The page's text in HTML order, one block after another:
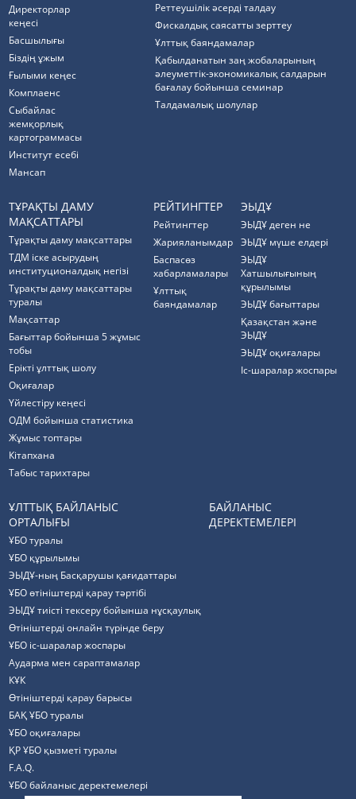
Директорлар
кеңесі
Басшылығы
Біздің ұжым
Ғылыми кеңес
Комплаенс
Cыбайлас
жемқорлық
картограммасы
Институт есебі
Мансап
Реттеушілік әсерді талдау
Фискалдық саясатты зерттеу
Ұлттық баяндамалар
Қабылданатын заң жобаларының
әлеуметтік-экономикалық салдарын
бағалау бойынша семинар
Талдамалық шолулар
ТҰРАҚТЫ ДАМУ
МАҚСАТТАРЫ
Тұрақты даму мақсаттары
ТДМ іске асырудың
институционалдық негізі
Тұрақты даму мақсаттары
туралы
Мақсаттар
Бағыттар бойынша 5 жұмыс
тобы
Ерікті ұлттық шолу
Оқиғалар
Үйлестіру кеңесі
ОДМ бойынша статистика
Жұмыс топтары
Кітапхана
Табыс тарихтары
РЕЙТИНГТЕР
Рейтингтер
Жарияланымдар
Баспасөз
хабарламалары
Ұлттық
баяндамалар
ЭЫДҰ
ЭЫДҰ деген не
ЭЫДҰ мүше елдері
ЭЫДҰ
Хатшылығының
құрылымы
ЭЫДҰ бағыттары
Қазақстан және
ЭЫДҰ
ЭЫДҰ оқиғалары
Іс-шаралар жоспары
ҰЛТТЫҚ БАЙЛАНЫС
ОРТАЛЫҒЫ
ҰБО туралы
ҰБО құрылымы
ЭЫДҰ-ның Басқарушы қағидаттары
ҰБО өтініштерді қарау тәртібі
ЭЫДҰ тиісті тексеру бойынша нұсқаулық
Өтініштерді онлайн түрінде беру
ҰБО іс-шаралар жоспары
Аударма мен сараптамалар
КҰК
Өтініштерді қарау барысы
БАҚ ҰБО туралы
ҰБО оқиғалары
ҚР ҰБО қызметі туралы
F.A.Q.
ҰБО байланыс деректемелерi
БАЙЛАНЫС
ДЕРЕКТЕМЕЛЕРІ